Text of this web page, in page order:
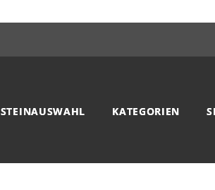
STEINAUSWAHL KATEGORIEN